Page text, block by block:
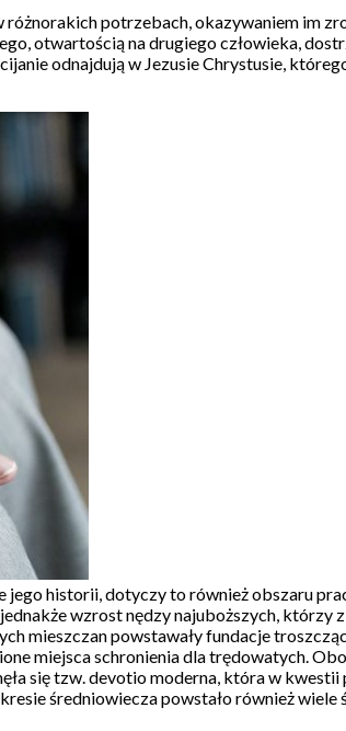
potrzebach, okazywaniem im
otwartością na drugiego człowieka,
odnajdują w Jezusie Chrystusie,
historii, dotyczy to również obszaru
wzrost nędzy najuboższych,
mieszczan powstawały fundacje
miejsca schronienia dla trędowatych.
się tzw. devotio moderna, która w
średniowiecza powstało również